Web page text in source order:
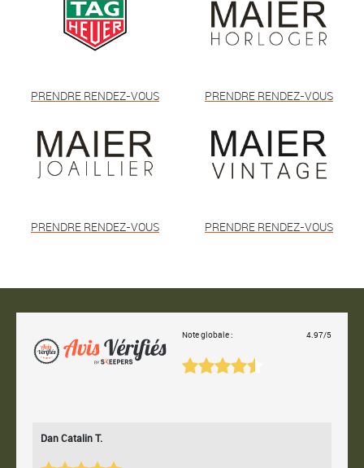
PRENDRE RENDEZ-VOUS PRENDRE RENDEZ-VOUS
PRENDRE RENDEZ-VOUS PRENDRE RENDEZ-VOUS
Note globale : 4.97/5
Dan Catalin T.